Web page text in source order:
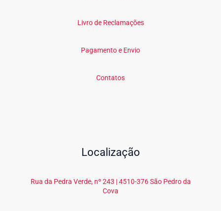
Livro de Reclamações
Pagamento e Envio
Contatos
Localização
Rua da Pedra Verde, nº 243 | 4510-376 São Pedro da
Cova